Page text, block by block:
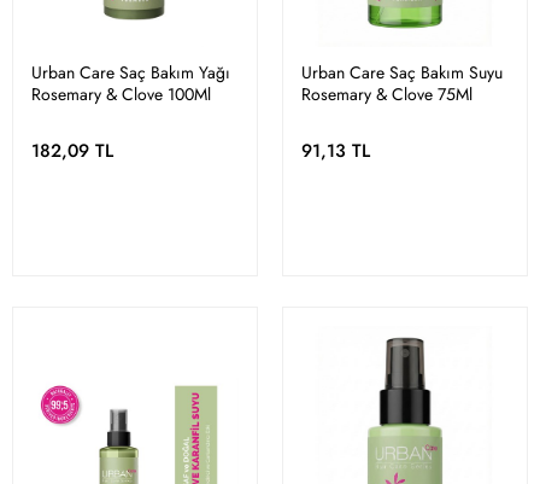
Urban Care Saç Bakım Yağı
Rosemary & Clove 100Ml
182,09 TL
Urban Care Saç Bakım Suyu
Rosemary & Clove 75Ml
91,13 TL